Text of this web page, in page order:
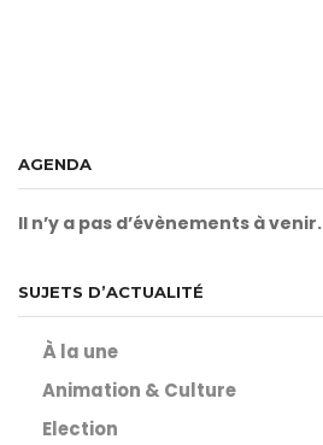
AGENDA
Il n’y a pas d’évènements à venir.
SUJETS D’ACTUALITÉ
À la une
Animation & Culture
Election